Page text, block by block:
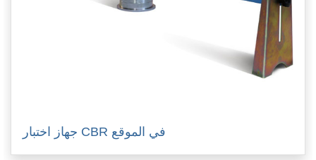
جهاز اختبار CBR في الموقع